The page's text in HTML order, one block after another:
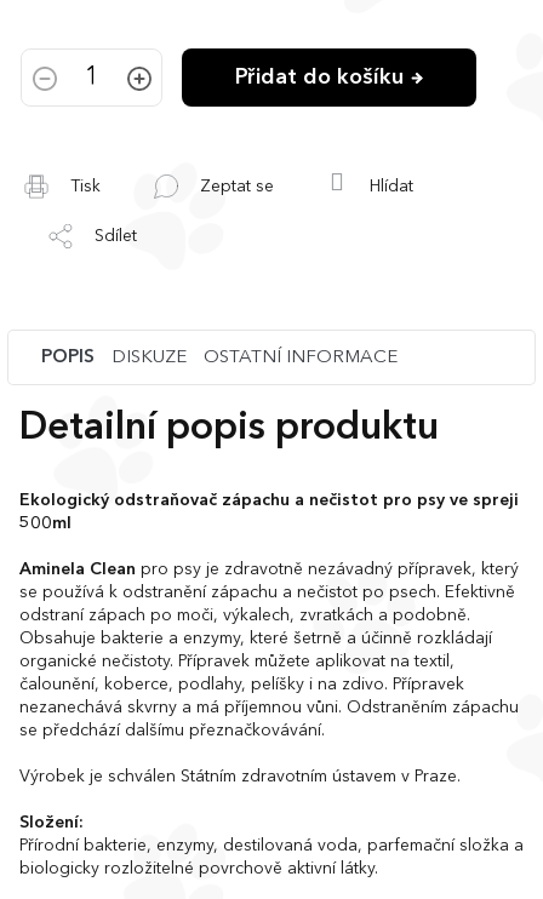
Přidat do košíku
Tisk Zeptat se Hlídat
Sdílet
POPIS DISKUZE OSTATNÍ INFORMACE
Detailní popis produktu
Ekologický odstraňovač zápachu a nečistot pro psy ve spreji
500ml
Aminela Clean pro psy je zdravotně nezávadný přípravek, který
se používá k odstranění zápachu a nečistot po psech. Efektivně
odstraní zápach po moči, výkalech, zvratkách a podobně.
Obsahuje bakterie a enzymy, které šetrně a účinně rozkládají
organické nečistoty. Přípravek můžete aplikovat na textil,
čalounění, koberce, podlahy, pelíšky i na zdivo. Přípravek
nezanechává skvrny a má příjemnou vůni. Odstraněním zápachu
se předchází dalšímu přeznačkovávání.
Výrobek je schválen Státním zdravotním ústavem v Praze.
Složení:
Přírodní bakterie, enzymy, destilovaná voda, parfemační složka a
biologicky rozložitelné povrchově aktivní látky.